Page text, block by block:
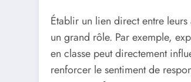
Établir un lien direct entre
un grand rôle. Par exemple,
en classe peut directement
renforcer le sentiment de